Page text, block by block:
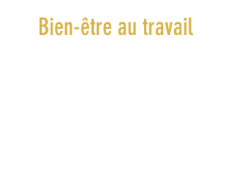
Bien-être au travail